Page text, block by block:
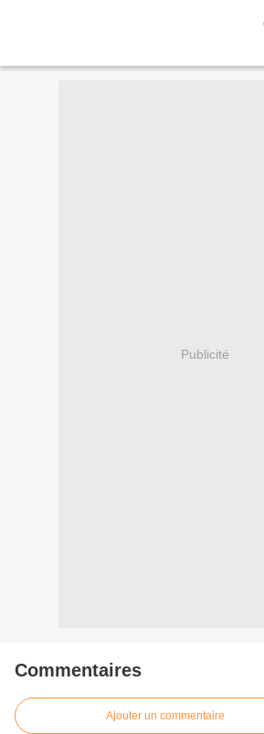
Publicité
Commentaires
Ajouter un commentaire